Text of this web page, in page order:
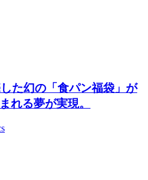
た幻の「食パン福袋」が
れる夢が実現。